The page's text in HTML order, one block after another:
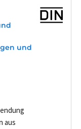
und
aus